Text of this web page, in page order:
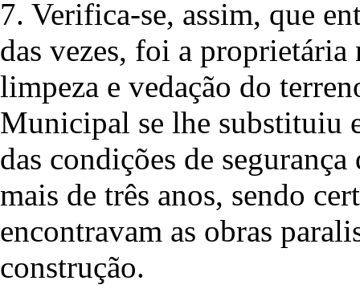
7. Verifica-se, assim, que
das vezes, foi a
limpeza e vedação do
Municipal se lhe substituiu
das condições de
mais de três anos, sendo
encontravam as obras
construção.